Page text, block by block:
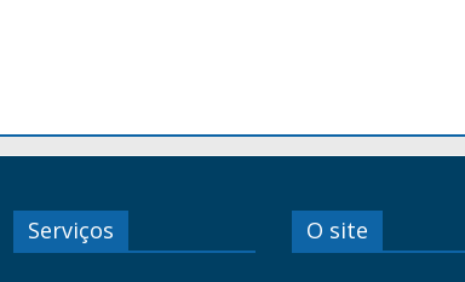
Serviços O site